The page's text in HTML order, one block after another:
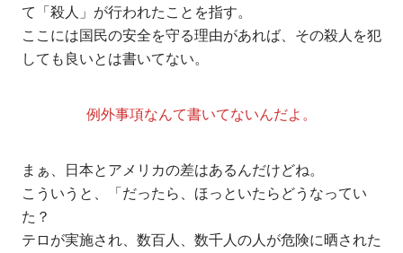
て「殺人」が行われたことを指す。
ここには国民の安全を守る理由があれば、その殺人を犯
しても良いとは書いてない。
例外事項なんて書いてないんだよ。
まぁ、日本とアメリカの差はあるんだけどね。
こういうと、「だったら、ほっといたらどうなってい
た？
テロが実施され、数百人、数千人の人が危険に晒された